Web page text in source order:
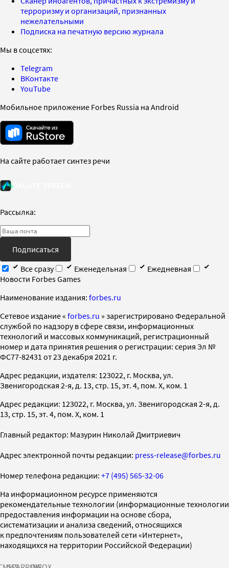
терроризму и организаций, признанных
нежелательными
Подписка на печатную версию журнала
Мы в соцсетях:
Telegram
ВКонтакте
YouTube
Мобильное приложение Forbes Russia на Android
На сайте работает синтез речи
Рассылка:
Подписаться
Все сразу
Еженедельная
Ежедневная
Новости Forbes Games
Наименование издания: forbes.ru
Cетевое издание « forbes.ru » зарегистрировано Федеральной
службой по надзору в сфере связи, информационных
технологий и массовых коммуникаций, регистрационный
номер и дата принятия решения о регистрации: серия Эл №
ФС77-82431 от 23 декабря 2021 г.
Адрес редакции, издателя: 123022, г. Москва, ул.
Звенигородская 2-я, д. 13, стр. 15, эт. 4, пом. X, ком. 1
Адрес редакции: 123022, г. Москва, ул. Звенигородская 2-я, д.
13, стр. 15, эт. 4, пом. X, ком. 1
Главный редактор: Мазурин Николай Дмитриевич
Адрес электронной почты редакции: press-release@forbes.ru
Номер телефона редакции: +7 (495) 565-32-06
На информационном ресурсе применяются
рекомендательные технологии (информационные технологии
предоставления информации на основе сбора,
систематизации и анализа сведений, относящихся
к предпочтениям пользователей сети «Интернет»,
находящихся на территории Российской Федерации)